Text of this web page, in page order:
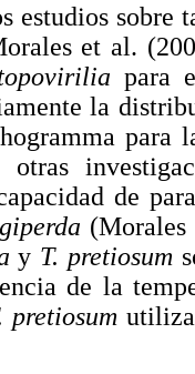
estudios sobre
et al.
para
la
para
otras
de
y T. pretiosum
de la
pretiosum